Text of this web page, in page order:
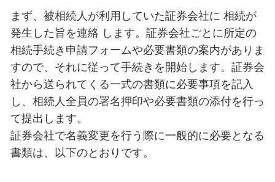
まず、被相続人が利用していた証券会社に 相続が
発生した旨を連絡 します。証券会社ごとに所定の
相続手続き申請フォームや必要書類の案内がありま
すので、それに従って手続きを開始します。証券会
社から送られてくる一式の書類に必要事項を記入
し、相続人全員の署名押印や必要書類の添付を行っ
て提出します。
証券会社で名義変更を行う際に一般的に必要となる
書類は、以下のとおりです。